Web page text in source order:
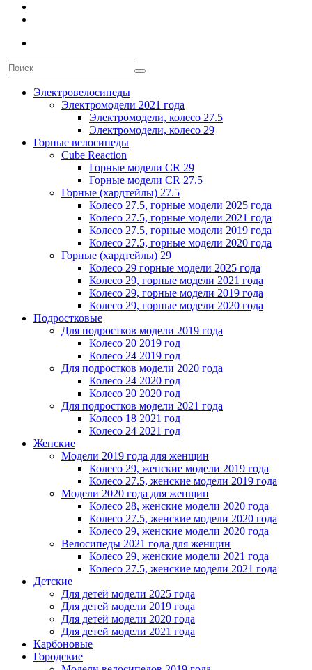
Электровелосипеды
Электромодели 2021 года
Электромодели, колесо 27.5
Электромодели, колесо 29
Горные велосипеды
Cube Reaction
Горные модели CR 29
Горные модели CR 27.5
Горные (хардтейлы) 27.5
Колесо 27.5, горные модели 2025 года
Колесо 27.5, горные модели 2021 года
Колесо 27.5, горные модели 2019 года
Колесо 27.5, горные модели 2020 года
Горные (хардтейлы) 29
Колесо 29 горные модели 2025 года
Колесо 29, горные модели 2021 года
Колесо 29, горные модели 2019 года
Колесо 29, горные модели 2020 года
Подростковые
Для подростков модели 2019 года
Колесо 20 2019 год
Колесо 24 2019 год
Для подростков модели 2020 года
Колесо 24 2020 год
Колесо 20 2020 год
Для подростков модели 2021 года
Колесо 18 2021 год
Колесо 24 2021 год
Женскиe
Модели 2019 года для женщин
Колесо 29, женские модели 2019 года
Колесо 27.5, женские модели 2019 года
Модели 2020 года для женщин
Колесо 28, женские модели 2020 года
Колесо 27.5, женские модели 2020 года
Колесо 29, женские модели 2020 года
Велосипеды 2021 года для женщин
Колесо 29, женские модели 2021 года
Колесо 27.5, женские модели 2021 года
Детские
Для детей модели 2025 года
Для детей модели 2019 года
Для детей модели 2020 года
Для детей модели 2021 года
Карбоновые
Городские